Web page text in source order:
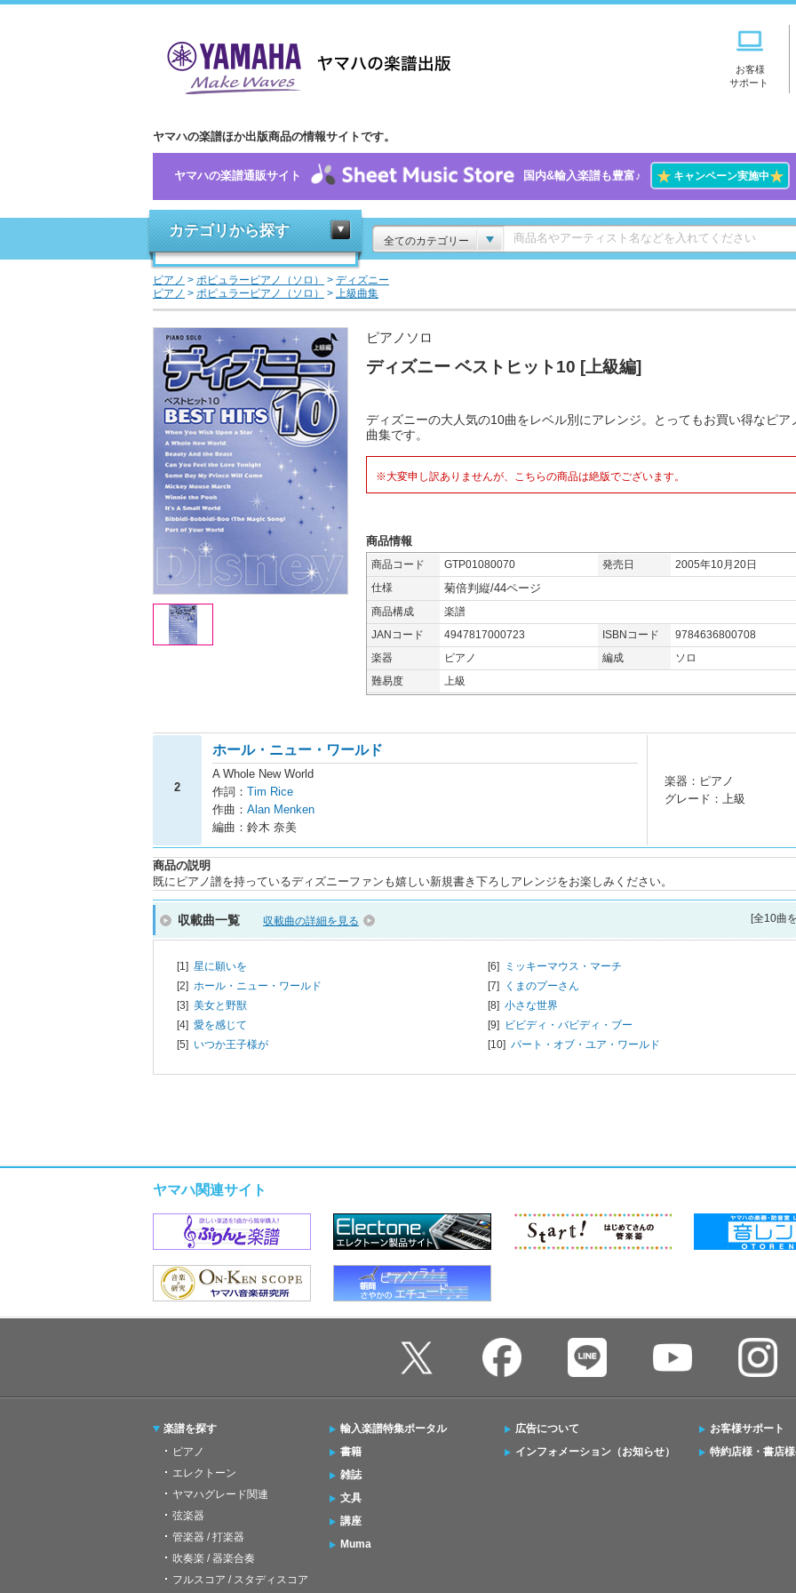
お客様
サポート
ヤマハの楽譜ほか出版商品の情報サイトです。
ヤマハの楽譜通販サイト 国内&輸入楽譜も豊富♪ ★キャンペーン実施中★
カテゴリから探す
全てのカテゴリー
ピアノ > ポピュラーピアノ（ソロ） > ディズニー
ピアノ > ポピュラーピアノ（ソロ） > 上級曲集
ピアノソロ
ディズニー ベストヒット10 [上級編]
ディズニーの大人気の10曲をレベル別にアレンジ。とってもお買い得なピア
曲集です。
※大変申し訳ありませんが、こちらの商品は絶版でございます。
商品情報
商品コード GTP01080070 発売日
2005年10月20日
仕様
菊倍判縦/44ページ
商品構成
楽譜
JANコード
4947817000723 ISBNコード
9784636800708
楽器
ピアノ 編成
ソロ
難易度
上級
2
ホール・ニュー・ワールド
A Whole New World
作詞： Tim Rice
作曲： Alan Menken
編曲：鈴木 奈美
楽器：ピアノ
グレード：上級
商品の説明
既にピアノ譜を持っているディズニーファンも嬉しい新規書き下ろしアレンジをお楽しみください。
収載曲一覧 収載曲の詳細を見る [全10曲
[1] 星に願いを
[2] ホール・ニュー・ワールド
[3] 美女と野獣
[4] 愛を感じて
[5] いつか王子様が
[6]
ミッキーマウス・マーチ
[7]
くまのプーさん
[8] 小さな世界
[9] ビビディ・バビディ・ブー
[10] パート・オブ・ユア・ワールド
ヤマハ関連サイト
楽譜を探す
ピアノ
エレクトーン
ヤマハグレード関連
弦楽器
管楽器 / 打楽器
吹奏楽 / 器楽合奏
フルスコア / スタディスコア
輸入楽譜特集ポータル
書籍
雑誌
文具
講座
Muma
広告について
インフォメーション（お知らせ）
お客様サポート
特約店様・書店